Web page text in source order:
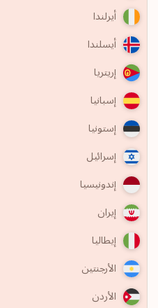
أيرلندا
أيسلندا
إريتريا
إسبانيا
إستونيا
إسرائيل
إندونيسيا
إيران
إيطاليا
الأرجنتين
الأردن